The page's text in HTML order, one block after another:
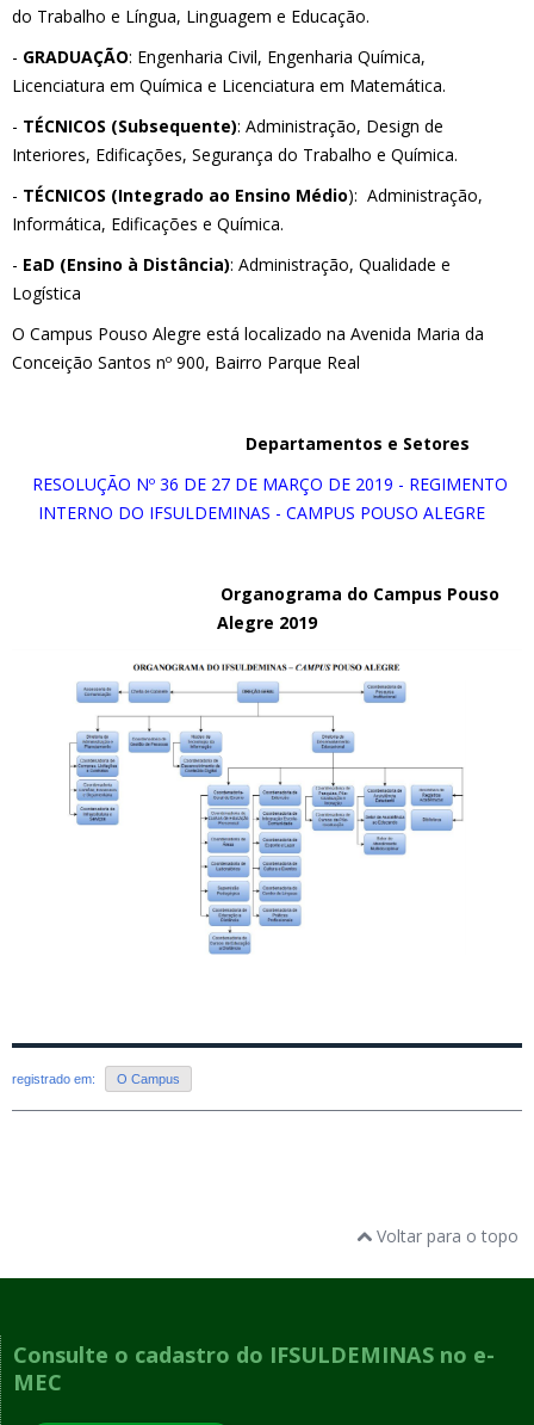
do Trabalho e Língua, Linguagem e Educação.
- GRADUAÇÃO: Engenharia Civil, Engenharia Química,
Licenciatura em Química e Licenciatura em Matemática.
- TÉCNICOS (Subsequente): Administração, Design de
Interiores, Edificações, Segurança do Trabalho e Química.
- TÉCNICOS (Integrado ao Ensino Médio): Administração,
Informática, Edificações e Química.
- EaD (Ensino à Distância): Administração, Qualidade e
Logística
O Campus Pouso Alegre está localizado na Avenida Maria da
Conceição Santos nº 900, Bairro Parque Real
Departamentos e Setores
RESOLUÇÃO Nº 36 DE 27 DE MARÇO DE 2019 - REGIMENTO
INTERNO DO IFSULDEMINAS - CAMPUS POUSO ALEGRE
Organograma do Campus Pouso
Alegre 2019
registrado em: O Campus
Voltar para o topo
Consulte o cadastro do IFSULDEMINAS no e-
MEC